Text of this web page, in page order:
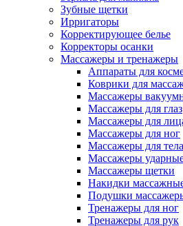
Зубные щетки
Ирригаторы
Корректирующее белье
Корректоры осанки
Массажеры и тренажеры
Аппараты для
Коврики для
Массажеры
Массажеры для глаз
Массажеры для
Массажеры для ног
Массажеры для тела
Массажеры
Массажеры щетки
Накидки
Подушки
Тренажеры для ног
Тренажеры для рук